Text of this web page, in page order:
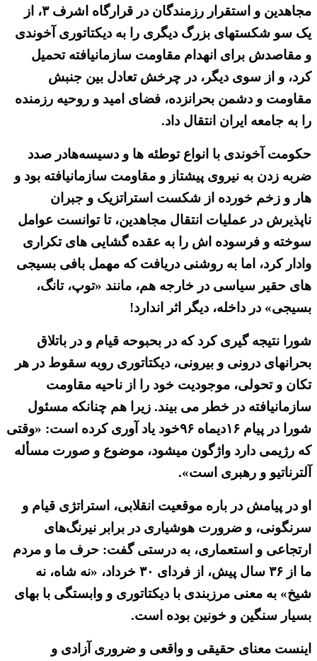
مجاهدین و استقرار رزمندگان در قرارگاه اشرف ۳، از
یک سو شکستهای بزرگ دیگری را به دیکتاتوری آخوندی
و مقاصدش برای انهدام مقاومت سازمانیافته تحمیل
کرد، و از سوی دیگر، در چرخش تعادل بین جنبش
مقاومت و دشمن بحرانزده، فضای امید و روحیه رزمنده
را به جامعه ایران انتقال داد.
حکومت آخوندی با انواع توطئه ها و دسیسه‌هادر صدد
ضربه زدن به نیروی پیشتاز و مقاومت سازمانیافته بود و
هار و زخم خورده از شکست استراتزیک و جبران
ناپذیرش در عملیات انتقال مجاهدین، تا توانست عوامل
سوخته و فرسوده اش را به عقده گشایی های تکراری
وادار کرد، اما به روشنی دریافت که مهمل بافی بسیجی
های حقیر سیاسی در خارجه هم، مانند «توپ، تانگ،
بسیجی» در داخله، دیگر اثر اندارد!
شورا نتیجه گیری کرد که در بحبوحه قیام و در باتلاق
بحرانهای درونی و بیرونی، دیکتاتوری روبه سقوط در هر
تکان و تحولی، موجودیت خود را از ناحیه مقاومت
سازمانیافته در خطر می بیند. زیرا هم چنانکه مسئول
شورا در پیام ۱۶دیماه ۹۶خود یاد آوری کرده است: «وقتی
كه رژیمی دارد واژگون میشود، موضوع و صورت مسأله
آلترناتیو و رهبری است».
او در پیامش در باره موقعیت انقلابی، استراتژی قیام و
سرنگونی، و ضرورت هوشیاری در برابر نیرنگ‌های
ارتجاعی و استعماری، به درستی گفت: حرف ما و مردم
ما از ۳۶ سال پیش، از فردای ۳۰ خرداد، «نه شاه، نه
شیخ» به معنی مرزبندی با دیكتاتوری و وابستگی با بهای
بسیار سنگین‌ و خونین بوده است.
اینست معنای حقیقی و واقعی و ضروری آزادی و